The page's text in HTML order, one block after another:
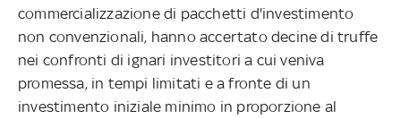
commercializzazione di pacchetti d'investimento
non convenzionali, hanno accertato decine di truffe
nei confronti di ignari investitori a cui veniva
promessa, in tempi limitati e a fronte di un
investimento iniziale minimo in proporzione al